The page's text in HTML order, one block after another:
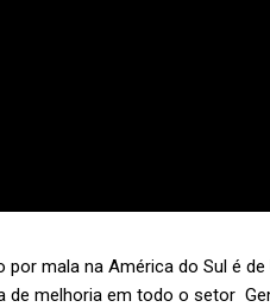
por mala na América do Sul é
de melhoria em todo o setor